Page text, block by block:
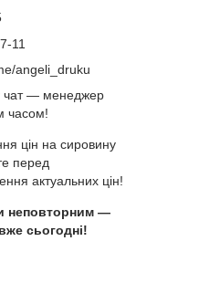
11
angeli_druku
чат — менеджер
часом!
цін на сировину
перед
актуальних цін!
неповторним —
сьогодні!